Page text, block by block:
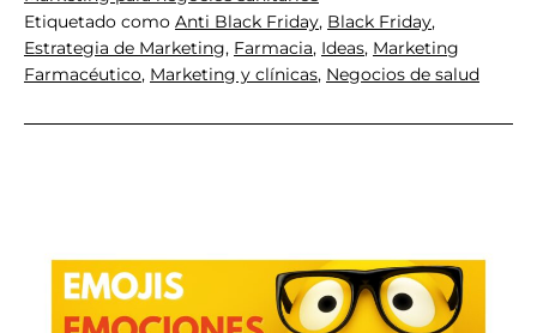
el
Black
Friday
Etiquetado como Anti Black Friday, Black Friday,
Estrategia de Marketing, Farmacia, Ideas, Marketing
Farmacéutico, Marketing y clínicas, Negocios de salud